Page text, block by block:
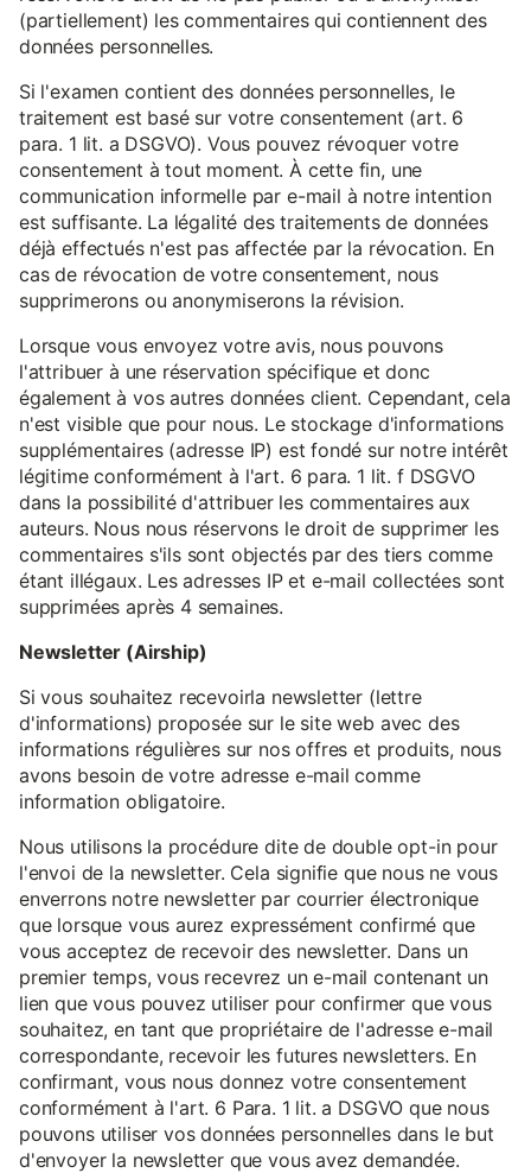
(partiellement) les commentaires qui contiennent des
données personnelles.
Si l'examen contient des données personnelles, le
traitement est basé sur votre consentement (art. 6
para. 1 lit. a DSGVO). Vous pouvez révoquer votre
consentement à tout moment. À cette fin, une
communication informelle par e-mail à notre intention
est suffisante. La légalité des traitements de données
déjà effectués n'est pas affectée par la révocation. En
cas de révocation de votre consentement, nous
supprimerons ou anonymiserons la révision.
Lorsque vous envoyez votre avis, nous pouvons
l'attribuer à une réservation spécifique et donc
également à vos autres données client. Cependant, cela
n'est visible que pour nous. Le stockage d'informations
supplémentaires (adresse IP) est fondé sur notre intérêt
légitime conformément à l'art. 6 para. 1 lit. f DSGVO
dans la possibilité d'attribuer les commentaires aux
auteurs. Nous nous réservons le droit de supprimer les
commentaires s'ils sont objectés par des tiers comme
étant illégaux. Les adresses IP et e-mail collectées sont
supprimées après 4 semaines.
Newsletter (Airship)
Si vous souhaitez recevoirla newsletter (lettre
d'informations) proposée sur le site web avec des
informations régulières sur nos offres et produits, nous
avons besoin de votre adresse e-mail comme
information obligatoire.
Nous utilisons la procédure dite de double opt-in pour
l'envoi de la newsletter. Cela signifie que nous ne vous
enverrons notre newsletter par courrier électronique
que lorsque vous aurez expressément confirmé que
vous acceptez de recevoir des newsletter. Dans un
premier temps, vous recevrez un e-mail contenant un
lien que vous pouvez utiliser pour confirmer que vous
souhaitez, en tant que propriétaire de l'adresse e-mail
correspondante, recevoir les futures newsletters. En
confirmant, vous nous donnez votre consentement
conformément à l'art. 6 Para. 1 lit. a DSGVO que nous
pouvons utiliser vos données personnelles dans le but
d'envoyer la newsletter que vous avez demandée.